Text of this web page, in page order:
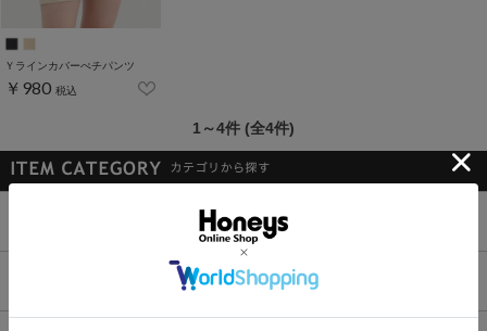
Ｙラインカバーぺチパンツ
￥980 税込
1～4件 (全4件)